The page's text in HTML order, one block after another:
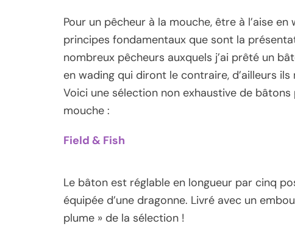
Pour un pêcheur à la mouche, être à l’aise
principes fondamentaux que sont la
nombreux pêcheurs auxquels j’ai prêté un
en wading qui diront le contraire, d’ailleurs ils
Voici une sélection non exhaustive de
mouche :
Field & Fish
Le bâton est réglable en longueur par cinq
équipée d’une dragonne. Livré avec un
plume » de la sélection !